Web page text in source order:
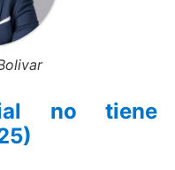
no tiene